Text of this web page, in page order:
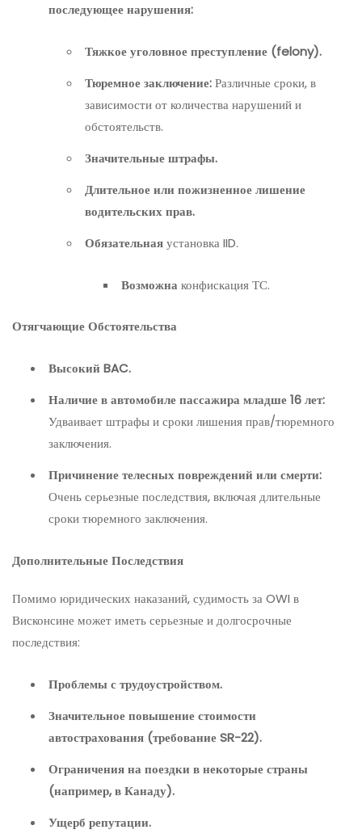
последующее нарушения:
Тяжкое уголовное преступление (felony).
Тюремное заключение:Различные сроки, в
зависимости от количества нарушений и
обстоятельств.
Значительные штрафы.
Длительное или пожизненное лишение
водительских прав.
Обязательнаяустановка IID.
Возможна конфискация ТС.
Отягчающие Обстоятельства
Высокий BAC.
Наличие в автомобиле пассажира младше 16 лет:
Удваивает штрафы и сроки лишения прав/тюремного
заключения.
Причинение телесных повреждений или смерти:
Очень серьезные последствия, включая длительные
сроки тюремного заключения.
Дополнительные Последствия
Помимо юридических наказаний, судимость за OWI в
Висконсине может иметь серьезные и долгосрочные
последствия:
Проблемы с трудоустройством.
Значительное повышение стоимости
автострахования (требование SR-22).
Ограничения на поездки в некоторые страны
(например, в Канаду).
Ущерб репутации.